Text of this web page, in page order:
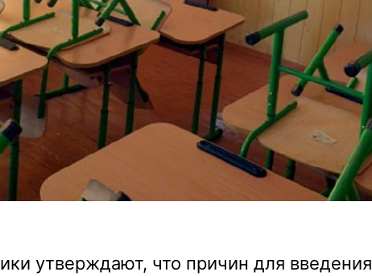
утверждают, что причин для введения